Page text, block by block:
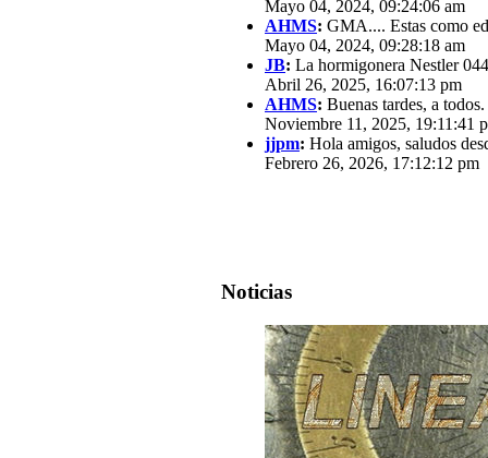
Mayo 04, 2024, 09:24:06 am
AHMS: GMA.... Estas como
Mayo 04, 2024, 09:28:18 am
JB: La hormigonera Nestler
Abril 26, 2025, 16:07:13 pm
AHMS: Buenas tardes, a todos.
Noviembre 11, 2025, 19:11:41
jjpm: Hola amigos, saludos
Febrero 26, 2026, 17:12:12 pm
Noticias